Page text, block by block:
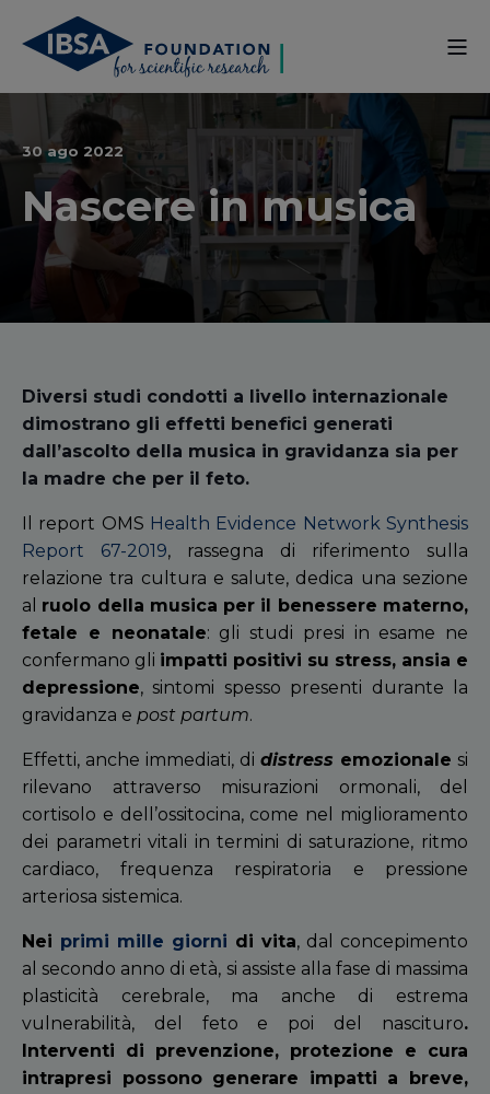
30 ago 2022
Nascere in musica
Diversi studi condotti a livello internazionale
dimostrano gli effetti benefici generati
dall’ascolto della musica in gravidanza sia per
la madre che per il feto.
Il report OMS Health Evidence Network Synthesis
Report 67-2019, rassegna di riferimento sulla
relazione tra cultura e salute, dedica una sezione
al ruolo della musica per il benessere materno,
fetale e neonatale: gli studi presi in esame ne
confermano gli impatti positivi su stress, ansia e
depressione, sintomi spesso presenti durante la
gravidanza e post partum.
Effetti, anche immediati, di distress emozionale si
rilevano attraverso misurazioni ormonali, del
cortisolo e dell’ossitocina, come nel miglioramento
dei parametri vitali in termini di saturazione, ritmo
cardiaco, frequenza respiratoria e pressione
arteriosa sistemica.
Nei primi mille giorni di vita, dal concepimento
al secondo anno di età, si assiste alla fase di massima
plasticità cerebrale, ma anche di estrema
vulnerabilità, del feto e poi del nascituro.
Interventi di prevenzione, protezione e cura
intrapresi possono generare impatti a breve,